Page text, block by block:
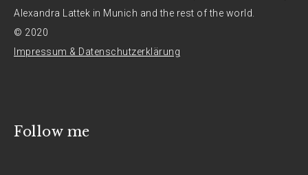
Alexandra Lattek in Munich and the rest of the world.
© 2020
Impressum & Datenschutzerklärung
Follow me